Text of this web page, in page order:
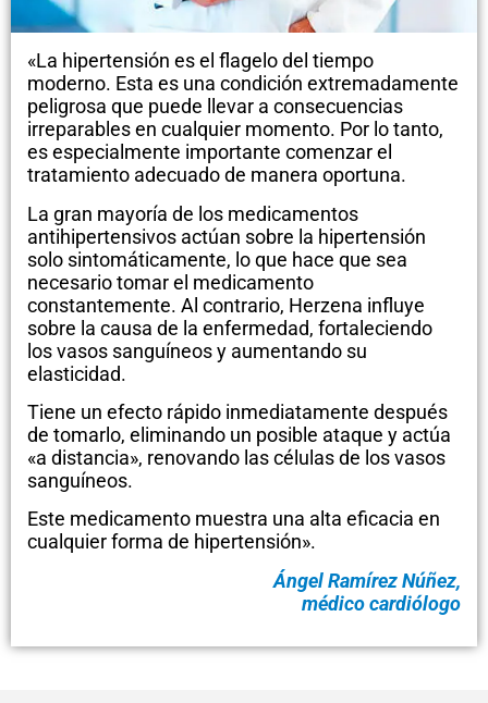
«La hipertensión es el flagelo del tiempo
moderno. Esta es una condición extremadamente
peligrosa que puede llevar a consecuencias
irreparables en cualquier momento. Por lo tanto,
es especialmente importante comenzar el
tratamiento adecuado de manera oportuna.
La gran mayoría de los medicamentos
antihipertensivos actúan sobre la hipertensión
solo sintomáticamente, lo que hace que sea
necesario tomar el medicamento
constantemente. Al contrario, Herzena influye
sobre la causa de la enfermedad, fortaleciendo
los vasos sanguíneos y aumentando su
elasticidad.
Tiene un efecto rápido inmediatamente después
de tomarlo, eliminando un posible ataque y actúa
«a distancia», renovando las células de los vasos
sanguíneos.
Este medicamento muestra una alta eficacia en
cualquier forma de hipertensión».
Ángel Ramírez Núñez,
médico cardiólogo